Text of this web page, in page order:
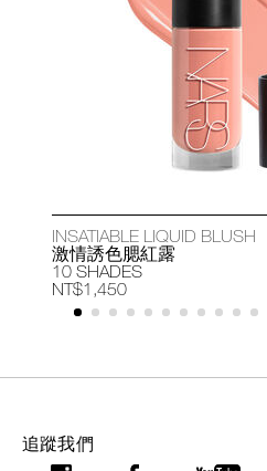
INSATIABLE LIQUID BLUSH
激情誘色腮紅露
10 SHADES
NT$1,450
追蹤我們